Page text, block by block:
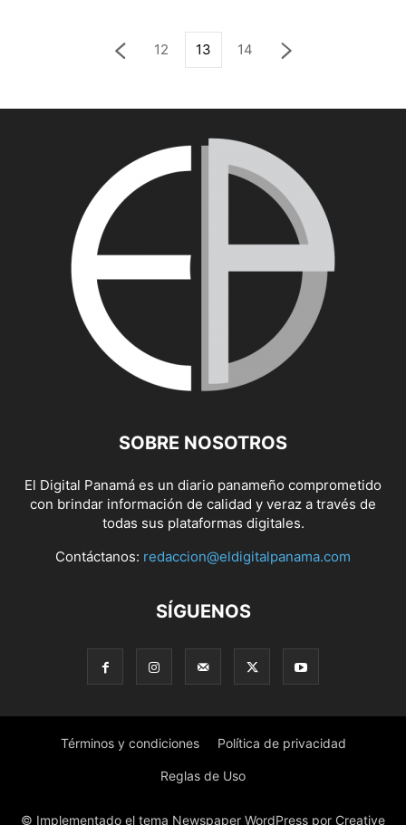
12 13 14
SOBRE NOSOTROS
El Digital Panamá es un diario panameño comprometido
con brindar información de calidad y veraz a través de
todas sus plataformas digitales.
Contáctanos: redaccion@eldigitalpanama.com
SÍGUENOS
Términos y condiciones Política de privacidad
Reglas de Uso
© Implementado el tema Newspaper WordPress por Creative